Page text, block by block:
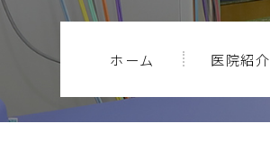
ホーム 医院紹介